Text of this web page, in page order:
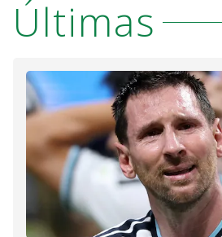
Últimas